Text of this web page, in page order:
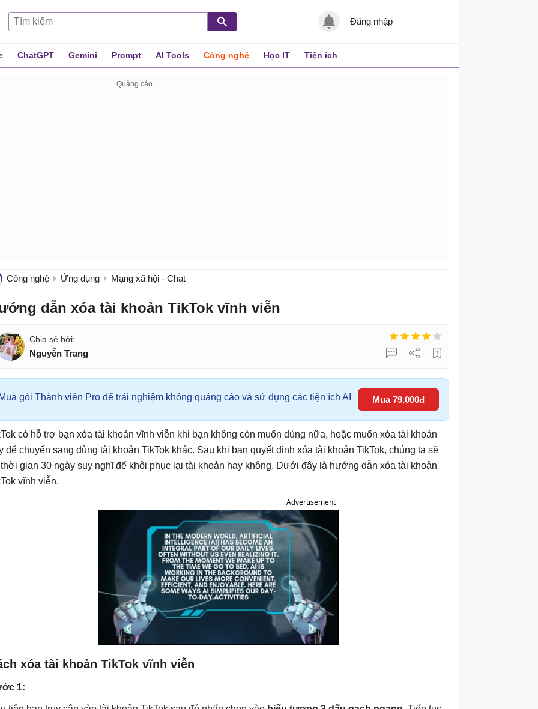
Đăng nhập
ChatGPT Gemini Prompt AI Tools Công nghệ Học IT Tiện ích
Công nghệ Ứng dụng Mạng xã hội - Chat
dẫn xóa tài khoản TikTok vĩnh viễn
Nguyễn Trang
Mua gói Thành viên Pro để trải nghiệm không quảng cáo và sử dụng các tiện ích AI Mua 79.000đ
có hỗ trợ bạn xóa tài khoản vĩnh viễn khi bạn không còn muốn dùng nữa, hoặc muốn xóa tài khoản
để chuyển sang dùng tài khoản TikTok khác. Sau khi bạn quyết định xóa tài khoản TikTok, chúng ta sẽ
gian 30 ngày suy nghĩ để khôi phục lại tài khoản hay không. Dưới đây là hướng dẫn xóa tài khoản
vĩnh viễn.
Advertisement
xóa tài khoản TikTok vĩnh viễn
1: